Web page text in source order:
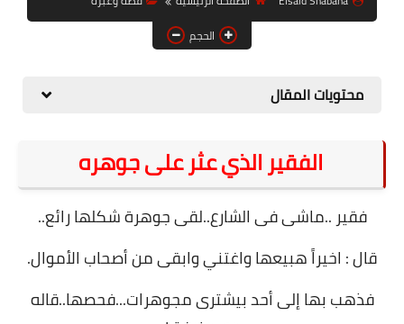
تحديث الرسيفرات
أدعية إسلامية
قصة وعبرة
حماية
أخبار وتكنولوجيا
أدوات كهربائية
الحجم
محتويات المقال
الفقير الذي عثر على جوهره
فقير ..ماشى فى الشارع..لقى جوهرة شكلها رائع..
قال : اخيراً هبيعها واغتني وابقى من أصحاب الأموال.
فذهب بها إلى أحد بيشترى مجوهرات...فحصها..قاله